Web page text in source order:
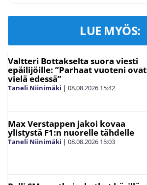
LUE MYÖS:
Valtteri Bottakselta suora viesti
epäilijöille: ”Parhaat vuoteni ovat
vielä edessä”
Taneli Niinimäki | 08.08.2026 15:42
Max Verstappen jakoi kovaa
ylistystä F1:n nuorelle tähdelle
Taneli Niinimäki | 08.08.2026 15:03